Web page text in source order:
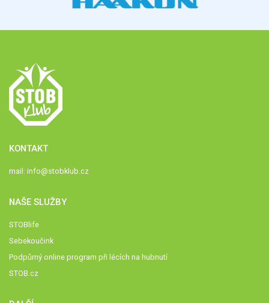
KONTAKT
mail: info@stobklub.cz
NAŠE SLUŽBY
STOBlife
Sebekoučink
Podpůrný online program při lécích na hubnutí
STOB.cz